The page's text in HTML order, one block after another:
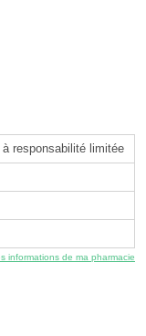
responsabilité limitée
informations de ma pharmacie